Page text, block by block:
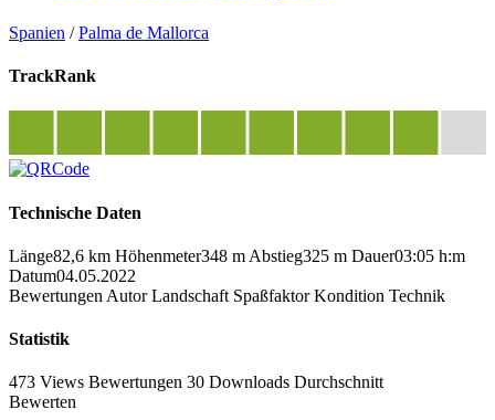
Spanien /Palma de Mallorca
TrackRank
Technische Daten
Länge82,6 km Höhenmeter348 m Abstieg325 m Dauer03:05 h:m
Datum04.05.2022
Bewertungen Autor Landschaft Spaßfaktor Kondition Technik
Statistik
473 Views Bewertungen 30 Downloads Durchschnitt
Bewerten